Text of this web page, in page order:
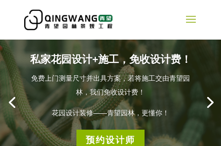
私家花园设计+施工，免收设计费！
免费上门测量尺寸并出具方案，若将施工交由青望园
林，我们免收设计费！
花园设计装修——青望园林，更懂你！
预约设计师